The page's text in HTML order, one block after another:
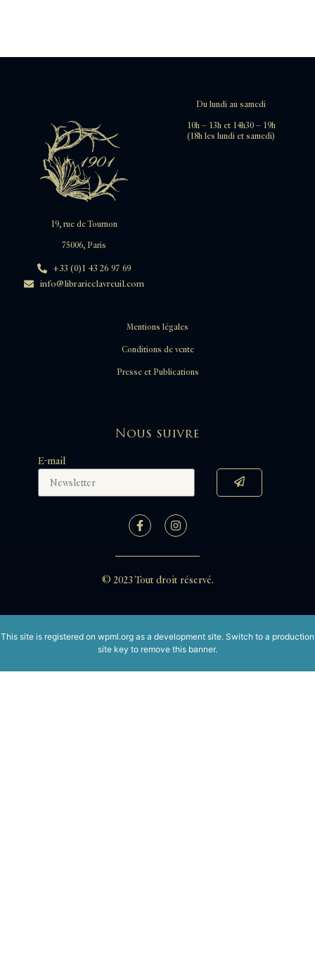
Du lundi au samedi
10h – 13h et 14h30 – 19h
(18h les lundi et samedi)
19, rue de Tournon
75006, Paris
+33 (0)1 43 26 97 69
info@librarieclavreuil.com
Mentions légales
Conditions de vente
Presse et Publications
Nous suivre
E-mail
© 2023 Tout droit réservé.
This site is registered on wpml.org as a development site. Switch to a production
site key to remove this banner.